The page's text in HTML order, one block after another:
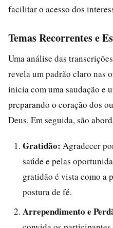
facilitar o acesso dos
Temas Recorrentes e
Uma análise das
revela um padrão claro nas
inicia com uma saudação e
preparando o coração dos
Deus. Em seguida, são
Gratidão: Agradecer
saúde e pelas
gratidão é vista como a
postura de fé.
Arrependimento e